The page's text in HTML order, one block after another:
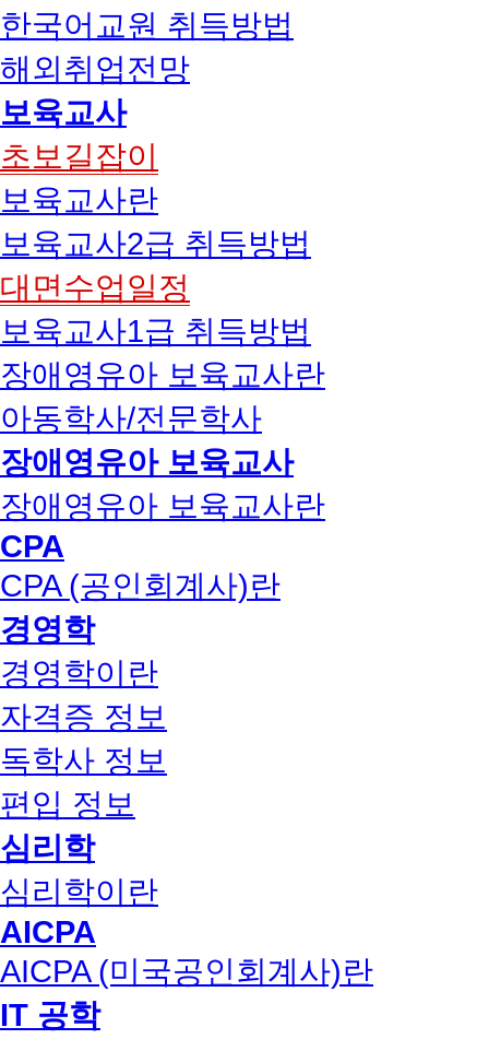
한국어교원 취득방법
해외취업전망
보육교사
초보길잡이
보육교사란
보육교사2급 취득방법
대면수업일정
보육교사1급 취득방법
장애영유아 보육교사란
아동학사/전문학사
장애영유아 보육교사
장애영유아 보육교사란
CPA
CPA (공인회계사)란
경영학
경영학이란
자격증 정보
독학사 정보
편입 정보
심리학
심리학이란
AICPA
AICPA (미국공인회계사)란
IT 공학